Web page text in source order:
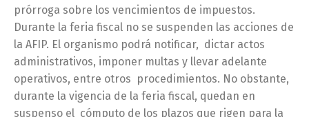
prórroga sobre los vencimientos de impuestos.
Durante la feria fiscal no se suspenden las acciones de
la AFIP. El organismo podrá notificar, dictar actos
administrativos, imponer multas y llevar adelante
operativos, entre otros procedimientos. No obstante,
durante la vigencia de la feria fiscal, quedan en
suspenso el cómputo de los plazos que rigen para la